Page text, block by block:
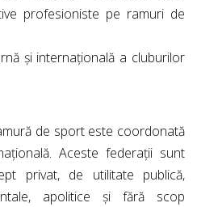
profesioniste pe ramuri de
și internațională a cluburilor
de sport este coordonată
Aceste federații sunt
privat, de utilitate publică,
apolitice și fără scop